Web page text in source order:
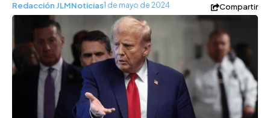
Redacción JLMNoticias1 de mayo de 2024 Compartir